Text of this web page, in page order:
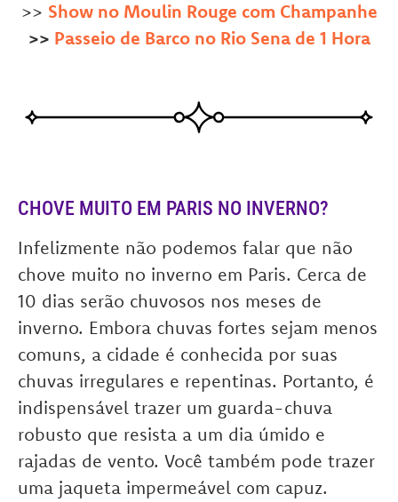
>> Show no Moulin Rouge com Champanhe
>> Passeio de Barco no Rio Sena de 1 Hora
CHOVE MUITO EM PARIS NO INVERNO?
Infelizmente não podemos falar que não
chove muito no inverno em Paris. Cerca de
10 dias serão chuvosos nos meses de
inverno. Embora chuvas fortes sejam menos
comuns, a cidade é conhecida por suas
chuvas irregulares e repentinas. Portanto, é
indispensável trazer um guarda-chuva
robusto que resista a um dia úmido e
rajadas de vento. Você também pode trazer
uma jaqueta impermeável com capuz.